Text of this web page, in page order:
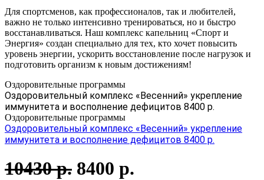
Для спортсменов, как профессионалов, так и любителей,
важно не только интенсивно тренироваться, но и быстро
восстанавливаться. Наш комплекс капельниц «Спорт и
Энергия» создан специально для тех, кто хочет повысить
уровень энергии, ускорить восстановление после нагрузок и
подготовить организм к новым достижениям!
Оздоровительные программы
Оздоровительный комплекс «Весенний» укрепление
иммунитета и восполнение дефицитов 8400 р.
Оздоровительные программы
Оздоровительный комплекс «Весенний» укрепление
иммунитета и восполнение дефицитов 8400 р.
10430 р. 8400 р.